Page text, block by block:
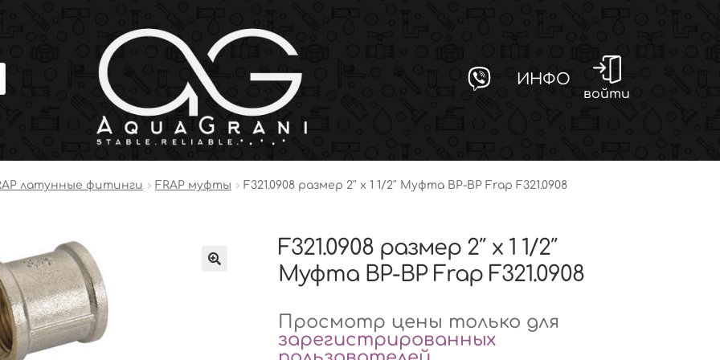
ИНФО
войти
латунные фитинги FRAP муфты F321.0908 размер 2″ x 1 1/2″ Муфта ВР-ВР Frap F321.0908
F321.0908 размер 2″ x 1 1/2″
Муфта ВР-ВР Frap F321.0908
Просмотр цены только для
зарегистрированных